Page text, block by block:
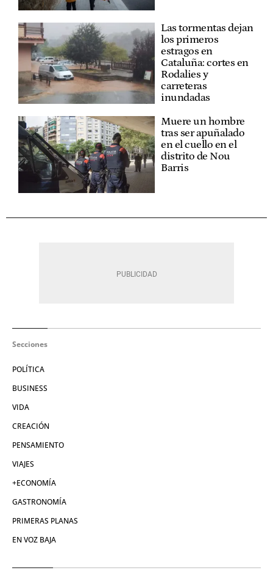
Las tormentas dejan
los primeros
estragos en
Cataluña: cortes en
Rodalies y
carreteras
inundadas
Muere un hombre
tras ser apuñalado
en el cuello en el
distrito de Nou
Barris
Secciones
POLÍTICA
BUSINESS
VIDA
CREACIÓN
PENSAMIENTO
VIAJES
+ECONOMÍA
GASTRONOMÍA
PRIMERAS PLANAS
EN VOZ BAJA